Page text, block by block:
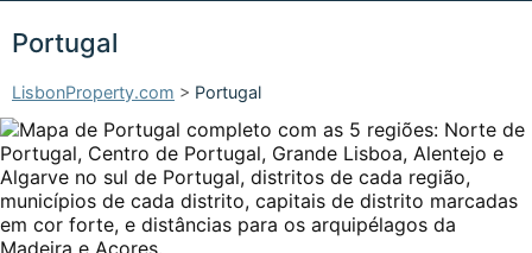
Portugal
LisbonProperty.com > Portugal